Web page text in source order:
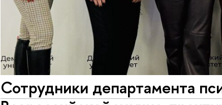
Сотрудники департамента